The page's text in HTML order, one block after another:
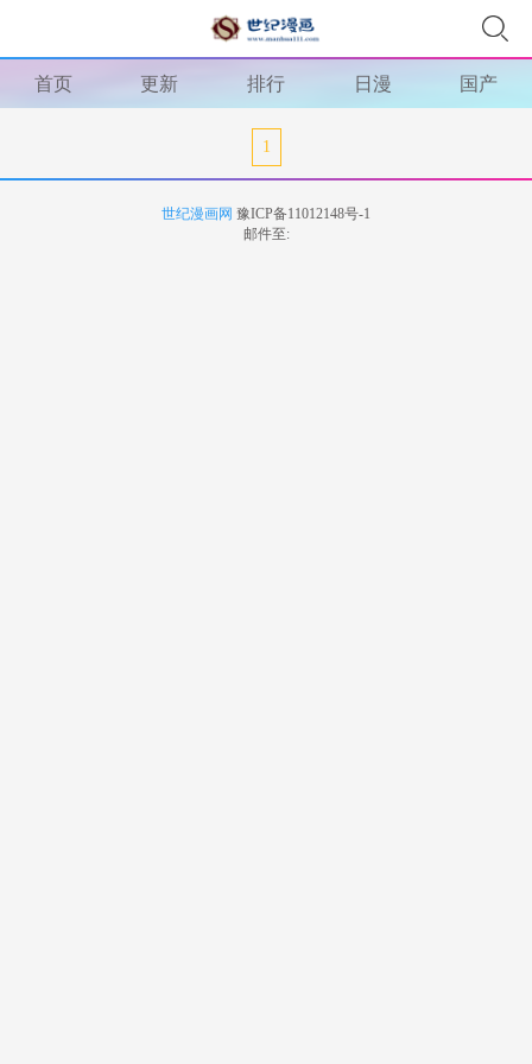
首页 更新 排行 日漫 国产
1
世纪漫画网 豫ICP备11012148号-1
邮件至: